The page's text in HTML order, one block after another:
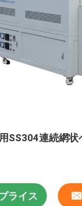
SS304連続網状
ライス